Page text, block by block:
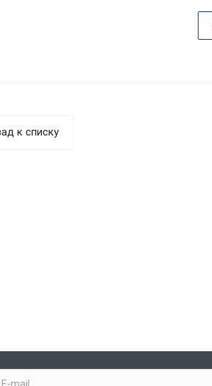
к списку